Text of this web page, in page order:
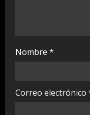
Nombre *
Correo electrónico